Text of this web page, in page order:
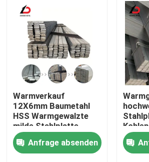
Zu Hause
Produkte
Videos
Über uns
Werksbesichtigung
Warmverkauf
12X6mm Baumetahl
HSS Warmgewalzte
milde Stahlplatte
Stange Preis 6m
Galvanisierte
Flachfederstange
Anfrage absenden
Ss400
1080